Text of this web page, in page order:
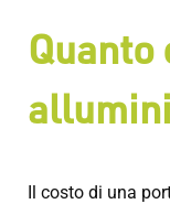
Quanto
Il costo di una